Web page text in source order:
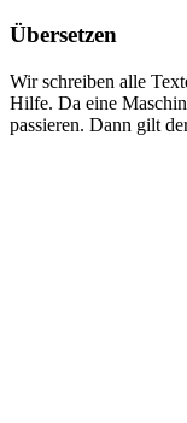
Übersetzen
Wir schreiben alle
Hilfe. Da eine
passieren. Dann gilt